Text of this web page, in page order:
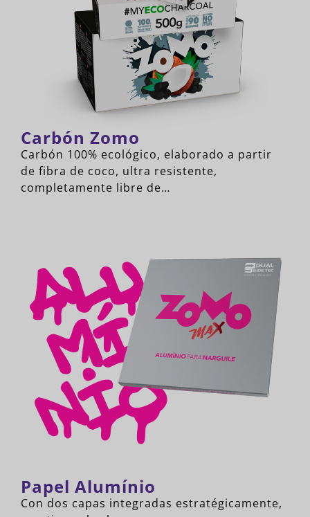
Carbón Zomo
Carbón 100% ecológico, elaborado a partir
de fibra de coco, ultra resistente,
completamente libre de…
Papel Alumínio
Con dos capas integradas estratégicamente,